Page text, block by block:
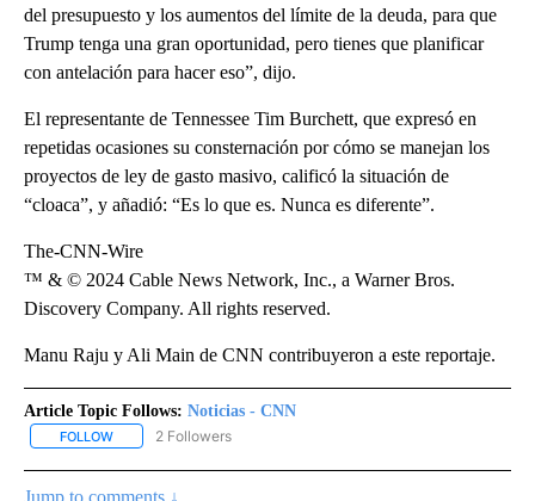
del presupuesto y los aumentos del límite de la deuda, para que
Trump tenga una gran oportunidad, pero tienes que planificar
con antelación para hacer eso”, dijo.
El representante de Tennessee Tim Burchett, que expresó en
repetidas ocasiones su consternación por cómo se manejan los
proyectos de ley de gasto masivo, calificó la situación de
“cloaca”, y añadió: “Es lo que es. Nunca es diferente”.
The-CNN-Wire
™ & © 2024 Cable News Network, Inc., a Warner Bros.
Discovery Company. All rights reserved.
Manu Raju y Ali Main de CNN contribuyeron a este reportaje.
Article Topic Follows: Noticias - CNN
FOLLOW FOLLOW "NOTICIAS - CNN" TO RECEIVE NOTIFICATIONS ABOUT
2 Followers
Jump to comments ↓